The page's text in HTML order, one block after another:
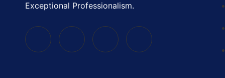
Exceptional Professionalism.